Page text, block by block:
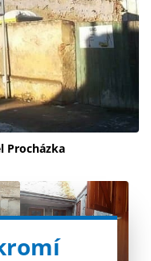
Procházka